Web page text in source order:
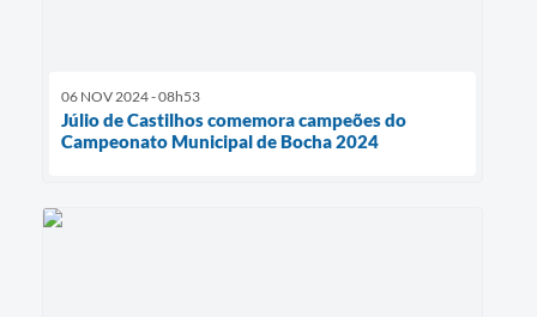
06 NOV 2024 - 08h53
Júlio de Castilhos comemora campeões do
Campeonato Municipal de Bocha 2024